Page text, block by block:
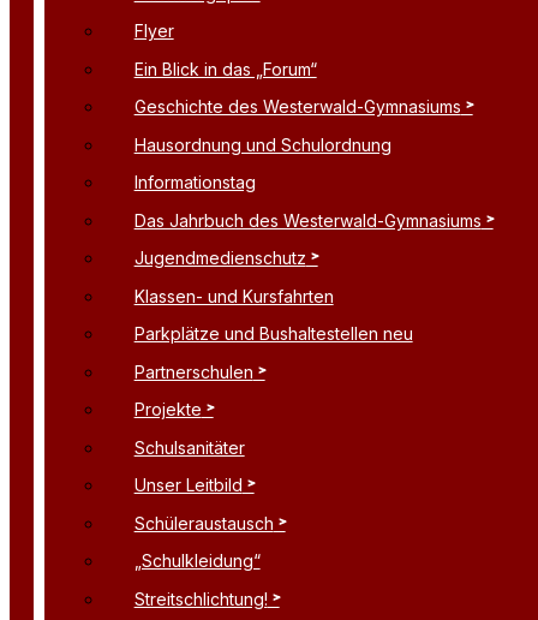
Flyer
Ein Blick in das „Forum“
Geschichte des Westerwald-Gymnasiums
Hausordnung und Schulordnung
Informationstag
Das Jahrbuch des Westerwald-Gymnasiums
Jugendmedienschutz
Klassen- und Kursfahrten
Parkplätze und Bushaltestellen neu
Partnerschulen
Projekte
Schulsanitäter
Unser Leitbild
Schüleraustausch
„Schulkleidung“
Streitschlichtung!